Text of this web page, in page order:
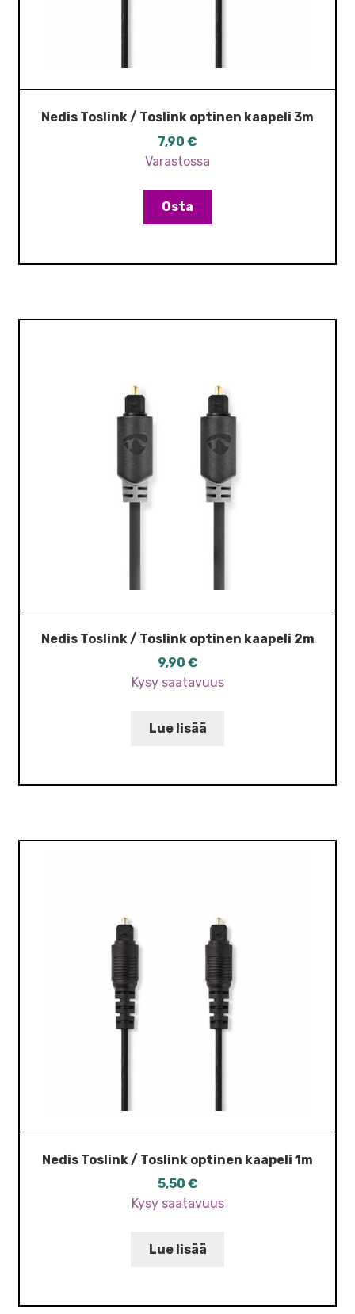
Nedis Toslink / Toslink optinen kaapeli 3m
7,90 €
Varastossa
Osta
Nedis Toslink / Toslink optinen kaapeli 2m
9,90 €
Kysy saatavuus
Lue lisää
Nedis Toslink / Toslink optinen kaapeli 1m
5,50 €
Kysy saatavuus
Lue lisää